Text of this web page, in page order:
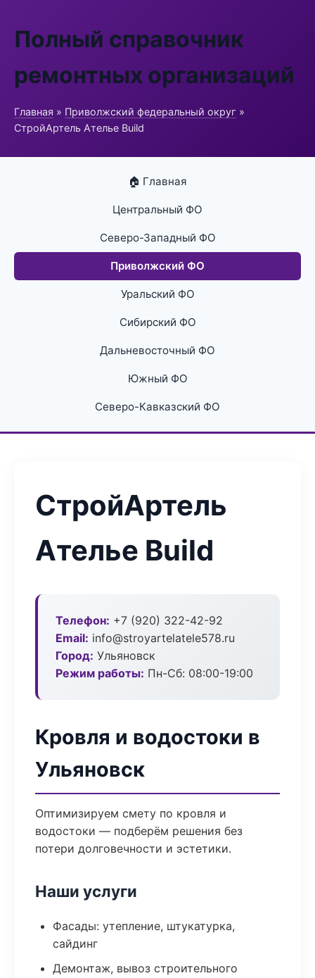
Полный справочник
ремонтных организаций
Главная » Приволжский федеральный округ »
СтройАртель Ателье Build
🏠 Главная
Центральный ФО
Северо-Западный ФО
Приволжский ФО
Уральский ФО
Сибирский ФО
Дальневосточный ФО
Южный ФО
Северо-Кавказский ФО
СтройАртель
Ателье Build
Телефон: +7 (920) 322-42-92
Email: info@stroyartelatele578.ru
Город: Ульяновск
Режим работы: Пн-Сб: 08:00-19:00
Кровля и водостоки в
Ульяновск
Оптимизируем смету по кровля и
водостоки — подберём решения без
потери долговечности и эстетики.
Наши услуги
Фасады: утепление, штукатурка,
сайдинг
Демонтаж, вывоз строительного